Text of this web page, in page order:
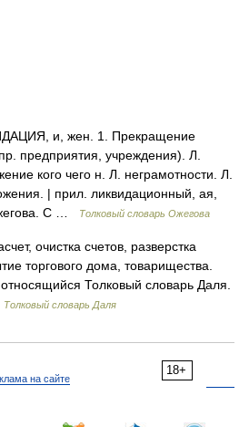
и, жен. 1. Прекращение
предприятия, учреждения). Л.
кого чего н. Л. неграмотности. Л.
| прил. ликвидационный, ая,
С …
Толковый словарь Ожегова
очистка счетов, разверстка
торгового дома, товарищества.
Толковый словарь Даля.
Толковый словарь Даля
18+
на сайте